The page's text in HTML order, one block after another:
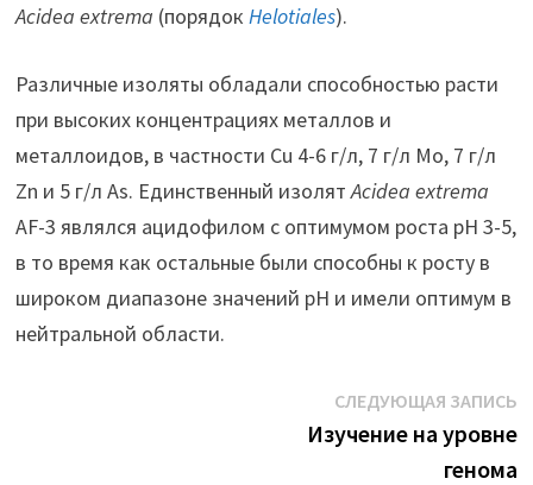
Acidea extrema (порядок Helotiales).
Различные изоляты обладали способностью расти
при высоких концентрациях металлов и
металлоидов, в частности Cu 4-6 г/л, 7 г/л Mo, 7 г/л
Zn и 5 г/л As. Единственный изолятAcidea extrema
AF-3 являлся ацидофилом с оптимумом роста рН 3-5,
в то время как остальные были способны к росту в
широком диапазоне значений рН и имели оптимум в
нейтральной области.
СЛЕДУЮЩАЯ ЗАПИСЬ
Изучение на уровне
генома